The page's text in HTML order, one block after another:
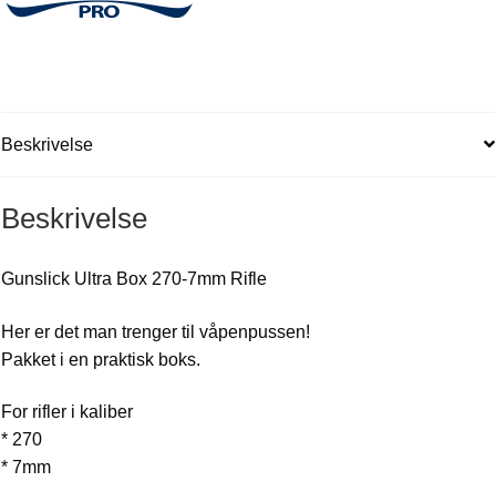
Beskrivelse
Beskrivelse
Gunslick Ultra Box 270-7mm Rifle
Her er det man trenger til våpenpussen!
Pakket i en praktisk boks.
For rifler i kaliber
* 270
* 7mm